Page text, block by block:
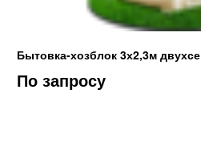
Бытовка-хозблок 3х2,3м
По запросу